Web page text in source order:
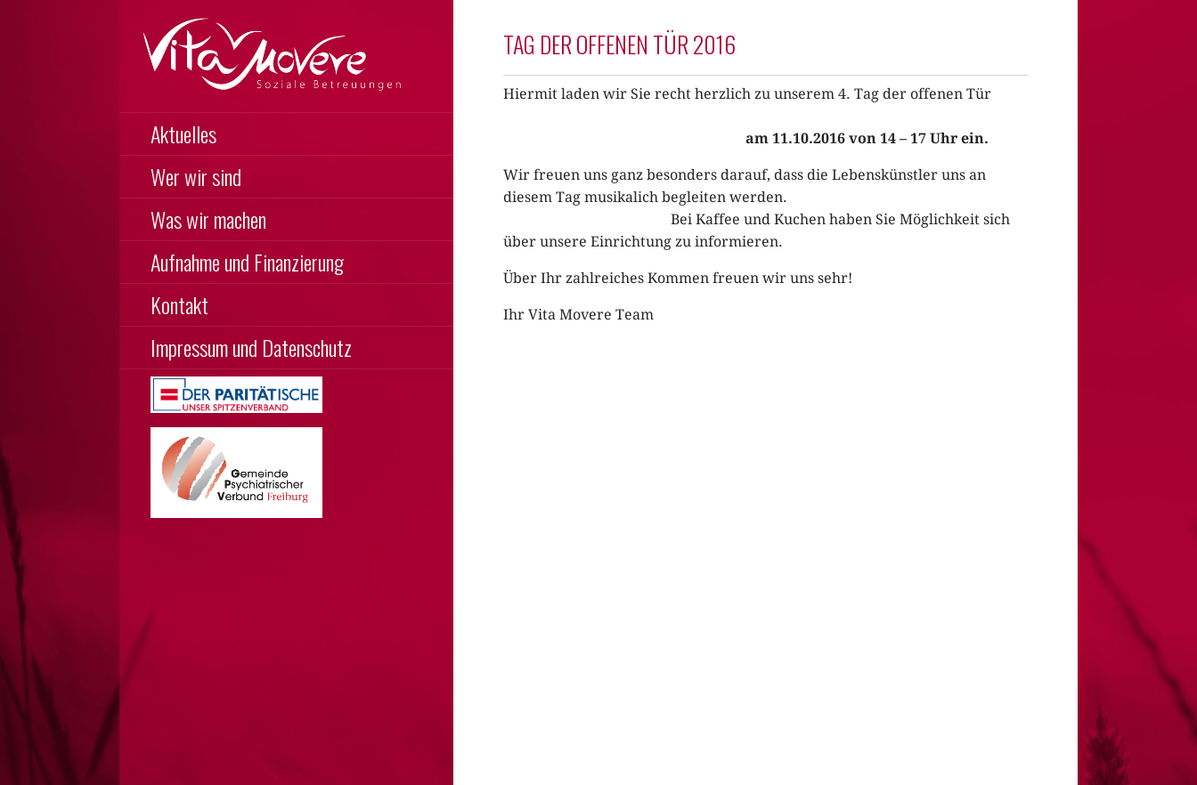
Inhalt
springen
VITA MOVERE
Soziale Betreuungen
Aktuelles
Wer wir sind
Was wir machen
Aufnahme und Finanzierung
Kontakt
Impressum und Datenschutz
TAG DER OFFENEN TÜR 2016
Hiermit laden wir Sie recht herzlich zu unserem 4. Tag der offenen Tür
am 11.10.2016 von 14 – 17 Uhr ein.
Wir freuen uns ganz besonders darauf, dass die Lebenskünstler uns an
diesem Tag musikalich begleiten werden.
Bei Kaffee und Kuchen haben Sie Möglichkeit sich
über unsere Einrichtung zu informieren.
Über Ihr zahlreiches Kommen freuen wir uns sehr!
Ihr Vita Movere Team